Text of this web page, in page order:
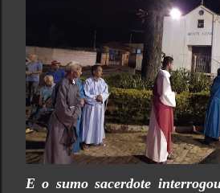
E o sumo sacerdote